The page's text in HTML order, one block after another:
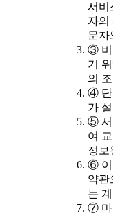
서비
자의
문자
③ 비
기
의
④ 단
가
⑤ 서
여
정보
⑥ 이
약관
는
⑦ 마